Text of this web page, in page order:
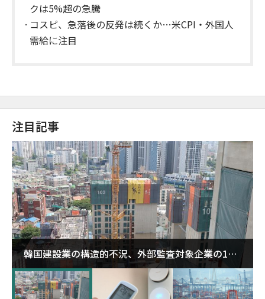
クは5%超の急騰
コスピ、急落後の反発は続くか…米CPI・外国人
需給に注目
注目記事
韓国建設業の構造的不況、外部監査対象企業の1割
超が「ゾンビ企業」に…5年で2.8倍増